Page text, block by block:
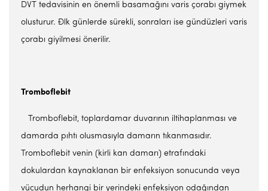
DVT tedavisinin en önemli basamağını varis çorabı giymek
olusturur. Đlk günlerde sürekli, sonraları ise gündüzleri varis
çorabı giyilmesi önerilir.
Tromboflebit
Tromboflebit, toplardamar duvarının iltihaplanması ve
damarda pıhtı olusmasıyla damarın tıkanmasıdır.
Tromboflebit venin (kirli kan damarı) etrafındaki
dokulardan kaynaklanan bir enfeksiyon sonucunda veya
vücudun herhangi bir yerindeki enfeksiyon odağından